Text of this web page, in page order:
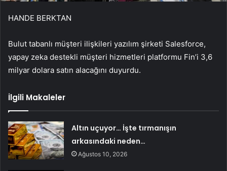
HANDE BERKTAN
Bulut tabanlı müşteri ilişkileri yazılım şirketi Salesforce,
yapay zeka destekli müşteri hizmetleri platformu Fin’i 3,6
milyar dolara satın alacağını duyurdu.
İlgili Makaleler
Altın uçuyor… İşte tırmanışın
arkasındaki neden…
Ağustos 10, 2026